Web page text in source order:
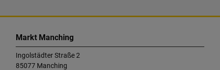
Markt Manching
Ingolstädter Straße 2
85077 Manching